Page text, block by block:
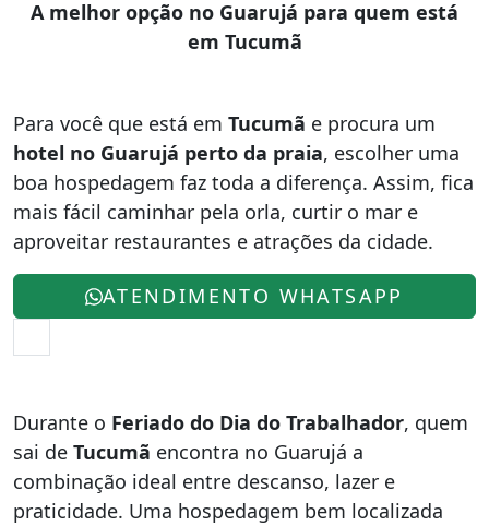
A melhor opção no Guarujá para quem está
em Tucumã
Para você que está em Tucumã e procura um
hotel no Guarujá perto da praia, escolher uma
boa hospedagem faz toda a diferença. Assim, fica
mais fácil caminhar pela orla, curtir o mar e
aproveitar restaurantes e atrações da cidade.
ATENDIMENTO WHATSAPP
Durante o Feriado do Dia do Trabalhador, quem
sai de Tucumã encontra no Guarujá a
combinação ideal entre descanso, lazer e
praticidade. Uma hospedagem bem localizada